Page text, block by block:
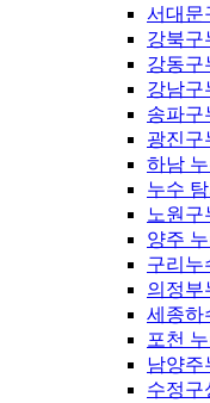
서대문
강북구
강동구
강남구
송파구
광진구
하남
누수
노원구
양주
구리누
의정부
세종하
포천
남양주
수정구